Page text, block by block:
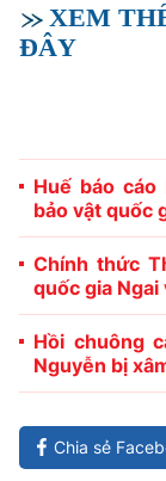
XEM
ĐÂY
Huế báo
bảo vật quốc
Chính thức
quốc gia
Hồi chuông
Nguyễn bị
Chia sẻ